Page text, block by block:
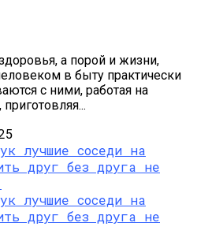
а порой и жизни,
в быту практически
с ними, работая на